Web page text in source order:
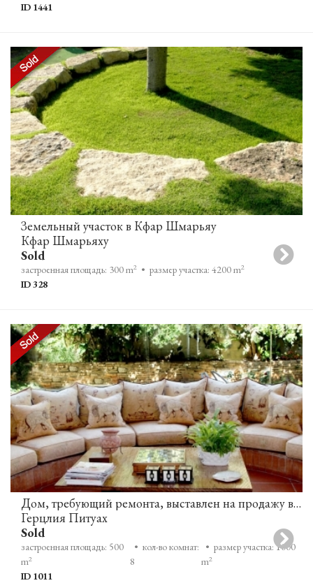
ID 1441
Земельный участок в Кфар Шмарьяу
Кфар Шмарьяху
Sold
застроенная площадь: 300 m2 • размер участка: 4200 m2
ID 328
Дом, требующий ремонта, выставлен на продажу в Герцлия Питуах
Герцлия Питуах
Sold
застроенная площадь: 500
m2
• кол-во комнат:
8
• размер участка: 1000
m2
ID 1011